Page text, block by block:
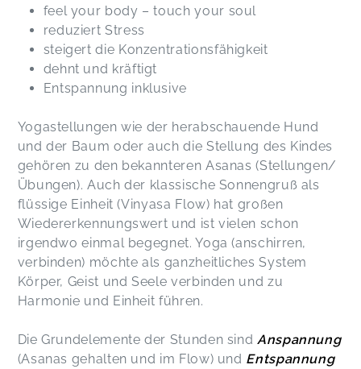
feel your body – touch your soul
reduziert Stress
steigert die Konzentrationsfähigkeit
dehnt und kräftigt
Entspannung inklusive
Yogastellungen wie der herabschauende Hund
und der Baum oder auch die Stellung des Kindes
gehören zu den bekannteren Asanas (Stellungen/
Übungen). Auch der klassische Sonnengruß als
flüssige Einheit (Vinyasa Flow) hat großen
Wiedererkennungswert und ist vielen schon
irgendwo einmal begegnet. Yoga (anschirren,
verbinden) möchte als ganzheitliches System
Körper, Geist und Seele verbinden und zu
Harmonie und Einheit führen.
Die Grundelemente der Stunden sind Anspannung
(Asanas gehalten und im Flow) und Entspannung